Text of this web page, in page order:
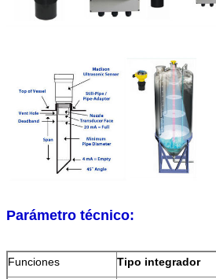
Parámetro técnico:
Funciones Tipo integrador